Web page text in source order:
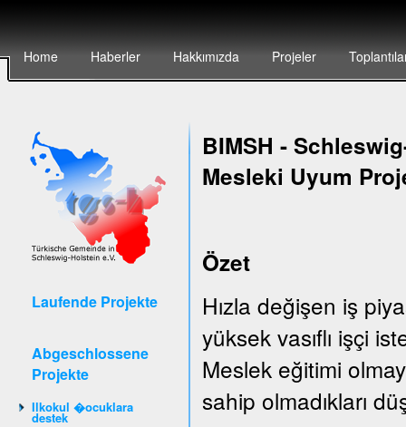
Home Haberler Hakkımızda Projeler
Laufende Projekte
Abgeschlossene
Projekte
Ilkokul �ocuklara
destek
BIMSH -
Mesleki Uyum
Özet
Hızla değişen iş
yüksek vasıflı işçi
Meslek eğitimi
sahip olmadıkları